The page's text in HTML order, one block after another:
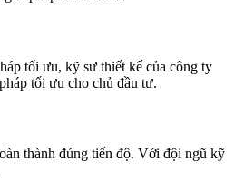
tối ưu, kỹ sư thiết kế của công ty
tối ưu cho chủ đầu tư.
thành đúng tiến độ. Với đội ngũ kỹ